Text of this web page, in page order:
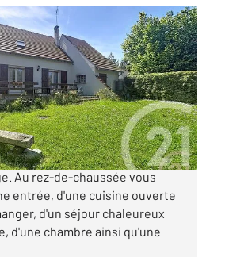
ORVANNE 77
€
cette maison familiale avec
Au rez-de-chaussée vous
entrée, d'une cuisine ouverte
d'un séjour chaleureux
d'une chambre ainsi qu'une